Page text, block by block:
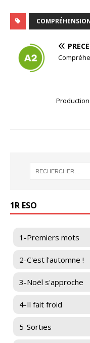
Production
1R ESO
1-Premiers mots
2-C'est l'automne !
3-Noël s'approche
4-Il fait froid
5-Sorties